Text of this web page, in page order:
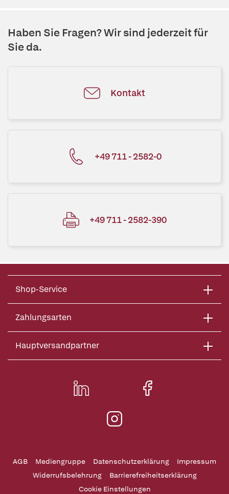
Haben Sie Fragen? Wir sind jederzeit für
Sie da.
Kontakt
+49 711 - 2582-0
+49 711 - 2582-390
Shop-Service
Zahlungsarten
Hauptversandpartner
AGB Mediengruppe Datenschutzerklärung
Impressum
Widerrufsbelehrung
Barrierefreiheitserklärung
Cookie Einstellungen